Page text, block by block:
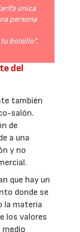
única
persona
bolsillo”.
del
también
salón.
de
a una
y no
que hay un
donde se
la materia
los valores
medio